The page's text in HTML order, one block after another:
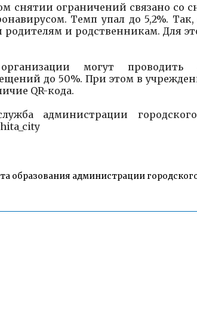
снятии ограничений связано со
Темп упал до 5,2%.
и родственникам. Для
организации могут
до 50%. При этом в
QR-кода.
администрации
образования администрации